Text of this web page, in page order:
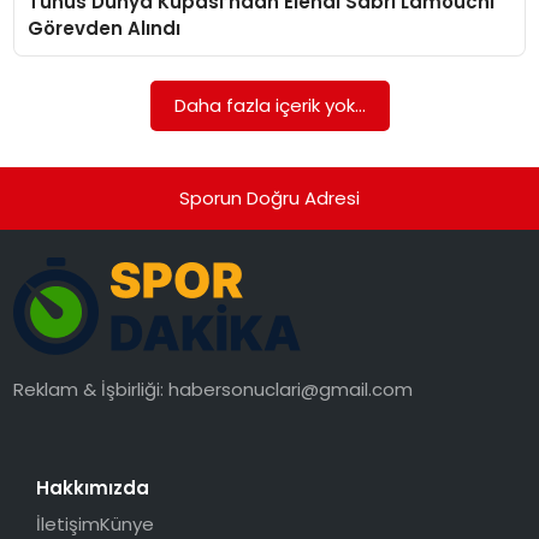
SAĞLIK
YAŞAM
Görevden Alındı
Daha fazla içerik yok...
Sporun Doğru Adresi
Reklam & İşbirliği:habersonuclari@gmail.com
Hakkımızda
İletişimKünye